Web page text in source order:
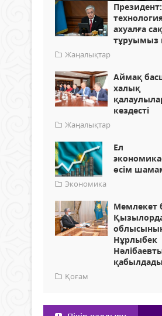
ахуалға
тұруымыз
Жаңалықтар
Аймақ
халық
кездесті
Жаңалықтар
Ел
өсім
Экономика
Мемлекет
Нұрлыбек
қабылдады
Қоғам